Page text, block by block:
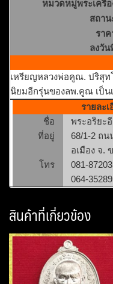
หมวดหมู่พระเครื่อ
สถาน
ราค
ลงวัน
เหรียญหลวงพ่อคูณ. ปริสุท
นิยมอีกรุ่นของลพ.คูณ เป็น
รายละ
ชื่อ
พระอริยะ
ที่อยู่
68/1-2 ถ
อเมือง จ.
โทร
081-
064-
สินค้าที่เกี่ยวข้อง